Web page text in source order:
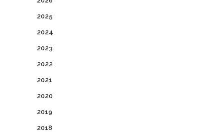
2025
2024
2023
2022
2021
2020
2019
2018